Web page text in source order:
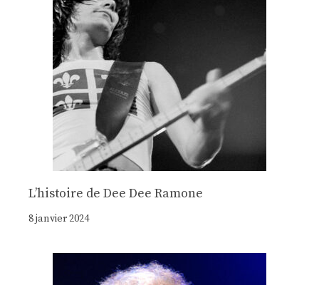
Lʼhistoire de Dee Dee Ramone
8 janvier 2024